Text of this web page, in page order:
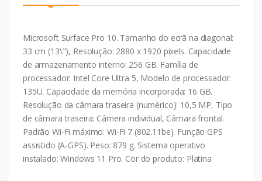
Microsoft Surface Pro 10. Tamanho do ecrã na diagonal:
33 cm (13\"), Resolução: 2880 x 1920 pixels. Capacidade
de armazenamento interno: 256 GB. Família de
processador: Intel Core Ultra 5, Modelo de processador:
135U. Capacidade da memória incorporada: 16 GB.
Resolução da câmara traseira (numérico): 10,5 MP, Tipo
de câmara traseira: Câmera individual, Câmara frontal.
Padrão Wi-Fi máximo: Wi-Fi 7 (802.11be). Função GPS
assistido (A-GPS). Peso: 879 g. Sistema operativo
instalado: Windows 11 Pro. Cor do produto: Platina